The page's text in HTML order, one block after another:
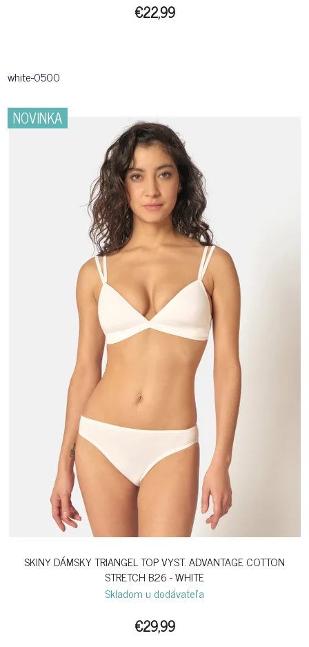
€22,99
white-0500
NOVINKA
SKINY DÁMSKY TRIANGEL TOP VYST. ADVANTAGE COTTON
STRETCH B26 - WHITE
Skladom u dodávateľa
€29,99